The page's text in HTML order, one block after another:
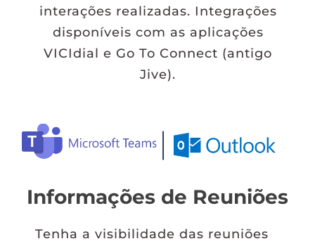
interações realizadas. Integrações
disponíveis com as aplicações
VICIdial e Go To Connect (antigo
Jive).
Informações de Reuniões
Tenha a visibilidade das reuniões